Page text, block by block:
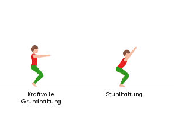
Kraftvolle
Grundhaltung
Stuhlhaltung